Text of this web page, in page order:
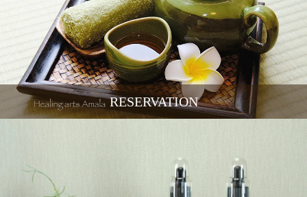
RESERVATION